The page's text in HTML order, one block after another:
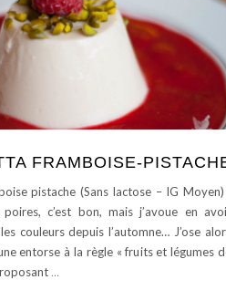
FRAMBOISE-
pistache (Sans lactose – IG Moyen)
c’est bon, mais j’avoue en
couleurs depuis l’automne… J’ose
entorse à la règle « fruits et légumes
…